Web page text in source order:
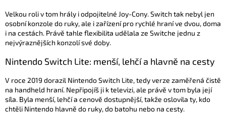
Velkou roli v tom hrály i odpojitelné Joy-Cony. Switch tak nebyl jen
osobní konzole do ruky, ale i zařízení pro rychlé hraní ve dvou, doma
i na cestách. Právě tahle flexibilita udělala ze Switche jednu z
nejvýraznějších konzolí své doby.
Nintendo Switch Lite: menší, lehčí a hlavně na cesty
V roce 2019 dorazil Nintendo Switch Lite, tedy verze zaměřená čistě
na handheld hraní. Nepřipojíš ji k televizi, ale právě v tom byla její
síla. Byla menší, lehčí a cenově dostupnější, takže oslovila ty, kdo
chtěli Nintendo hlavně do ruky, do batohu nebo na cesty.